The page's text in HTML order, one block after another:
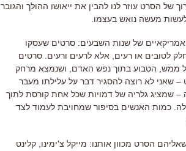
הסרט עוזר לנו להבין את ייאושו ההולך והגובר
מעשה נואש בעצמו.
של שנות השבעים: סרטים שעסקו
לטובים או רעים, אלא לרעים ורעים. סרטים
של ממש, הטבוע בתוך נפש האדם, ושנמצא מרחק
שאני לא רוצה להסגיר דבר על עלילתו מעבר
שמציג גלריה של דמויות שכל אחת קורסת לתוך
כמות האנשים בסיפור שמחויבת לעמוד לצד
הסרט מכוון אותנו: מייקל צ'ימינו, קלינט